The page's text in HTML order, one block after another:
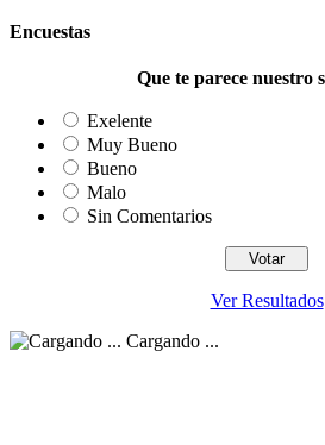
Encuestas
Que te parece nuestro
Exelente
Muy Bueno
Bueno
Malo
Sin Comentarios
Ver Resultados
Cargando ...